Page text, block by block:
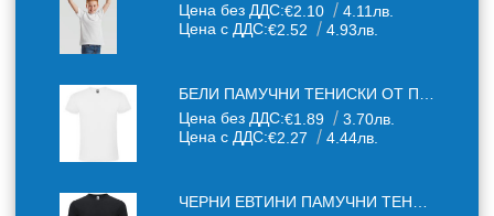
Цена без ДДС:€2.10
4.11лв.
Цена с ДДС:€2.52 4.93лв.
Цена без ДДС:€1.89
3.70лв.
Цена с ДДС:€2.27 4.44лв.